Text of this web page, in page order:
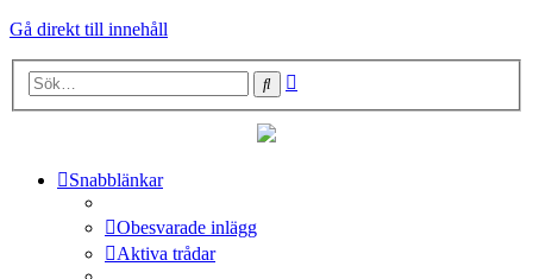
Gå direkt till innehåll
Sök
Snabblänkar
Obesvarade inlägg
Aktiva trådar